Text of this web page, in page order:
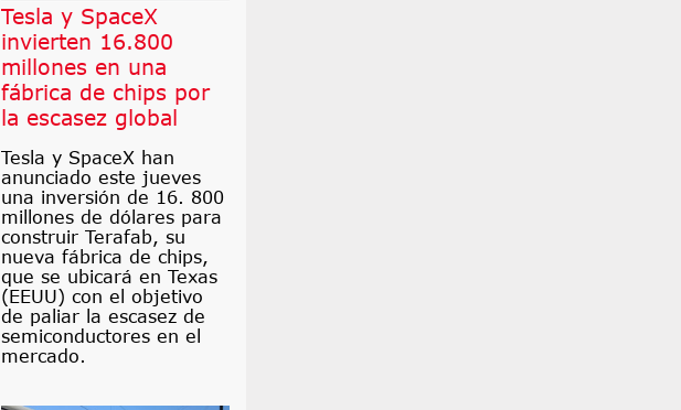
Tesla y SpaceX
invierten 16.800
millones en una
fábrica de chips por
la escasez global
Tesla y SpaceX han
anunciado este jueves
una inversión de 16. 800
millones de dólares para
construir Terafab, su
nueva fábrica de chips,
que se ubicará en Texas
(EEUU) con el objetivo
de paliar la escasez de
semiconductores en el
mercado.